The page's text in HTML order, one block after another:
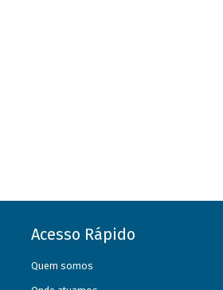
Acesso Rápido
Quem somos